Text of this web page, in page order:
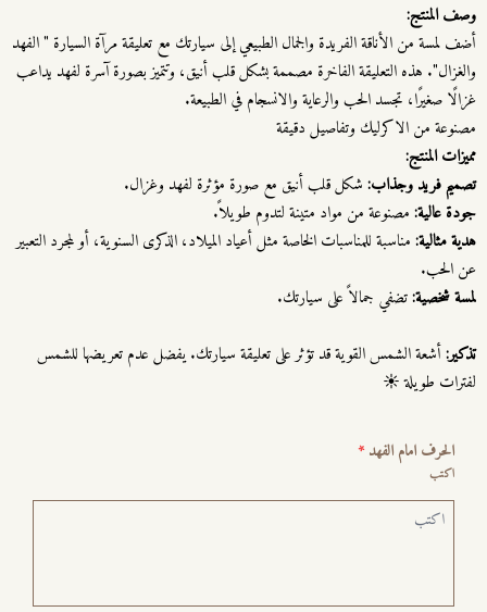
وصف المنتج:
أضف لمسة من الأناقة الفريدة والجمال الطبيعي إلى سيارتك مع تعليقة مرآة السيارة " الفهد
والغزال". هذه التعليقة الفاخرة مصممة بشكل قلب أنيق، وتتميز بصورة آسرة لفهد يداعب
غزالًا صغيرًا، تجسد الحب والرعاية والانسجام في الطبيعة.
مصنوعة من الاكرليك وتفاصيل دقيقة
مميزات المنتج:
تصميم فريد وجذاب:شكل قلب أنيق مع صورة مؤثرة لفهد وغزال.
جودة عالية:مصنوعة من مواد متينة لتدوم طويلاً.
هدية مثالية:مناسبة للمناسبات الخاصة مثل أعياد الميلاد، الذكرى السنوية، أو لمجرد التعبير
عن الحب.
لمسة شخصية:تضفي جمالاً على سيارتك.
تذكير:أشعة الشمس القوية قد تؤثر على تعليقة سيارتك. يفضل عدم تعريضها للشمس
لفترات طويلة ☀️
الحرف امام الفهد*
اكتب